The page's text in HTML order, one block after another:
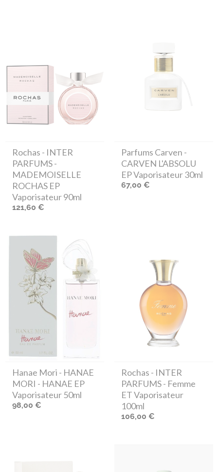
Rochas - INTER
PARFUMS -
MADEMOISELLE
ROCHAS EP
Vaporisateur 90ml
121,60 €
Parfums Carven -
CARVEN L'ABSOLU
EP Vaporisateur 30ml
67,00 €
Hanae Mori - HANAE
MORI - HANAE EP
Vaporisateur 50ml
98,00 €
Rochas - INTER
PARFUMS - Femme
ET Vaporisateur
100ml
106,00 €